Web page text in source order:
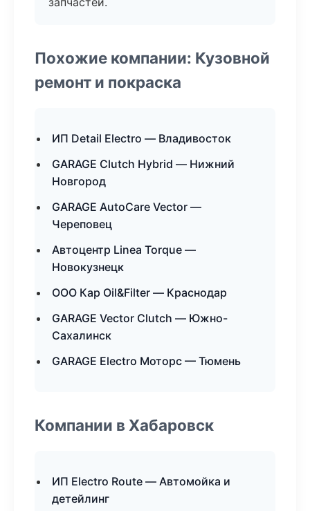
Похожие компании: Кузовной
ремонт и покраска
ИП Detail Electro — Владивосток
GARAGE Clutch Hybrid — Нижний
Новгород
GARAGE AutoCare Vector —
Череповец
Автоцентр Linea Torque —
Новокузнецк
ООО Кар Oil&Filter — Краснодар
GARAGE Vector Clutch — Южно-
Сахалинск
GARAGE Electro Моторс — Тюмень
Компании в Хабаровск
ИП Electro Route — Автомойка и
детейлинг